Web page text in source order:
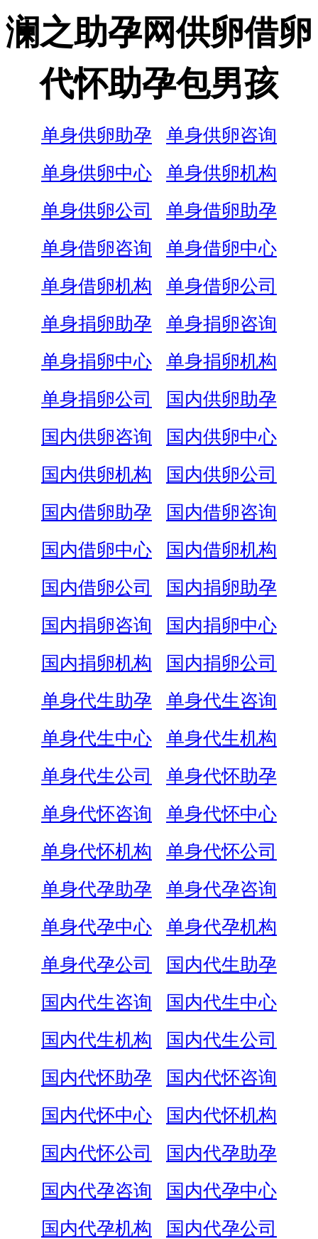
澜之助孕网供卵借卵
代怀助孕包男孩
单身供卵助孕
单身供卵咨询
单身供卵中心
单身供卵机构
单身供卵公司
单身借卵助孕
单身借卵咨询
单身借卵中心
单身借卵机构
单身借卵公司
单身捐卵助孕
单身捐卵咨询
单身捐卵中心
单身捐卵机构
单身捐卵公司
国内供卵助孕
国内供卵咨询
国内供卵中心
国内供卵机构
国内供卵公司
国内借卵助孕
国内借卵咨询
国内借卵中心
国内借卵机构
国内借卵公司
国内捐卵助孕
国内捐卵咨询
国内捐卵中心
国内捐卵机构
国内捐卵公司
单身代生助孕
单身代生咨询
单身代生中心
单身代生机构
单身代生公司
单身代怀助孕
单身代怀咨询
单身代怀中心
单身代怀机构
单身代怀公司
单身代孕助孕
单身代孕咨询
单身代孕中心
单身代孕机构
单身代孕公司
国内代生助孕
国内代生咨询
国内代生中心
国内代生机构
国内代生公司
国内代怀助孕
国内代怀咨询
国内代怀中心
国内代怀机构
国内代怀公司
国内代孕助孕
国内代孕咨询
国内代孕中心
国内代孕机构
国内代孕公司